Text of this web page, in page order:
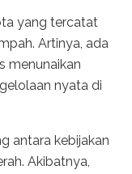
yang tercatat
Artinya, ada
menunaikan
nyata di
antara kebijakan
Akibatnya,